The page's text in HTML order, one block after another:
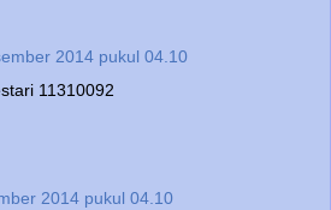
2014 pukul 04.10
11310092
2014 pukul 04.10